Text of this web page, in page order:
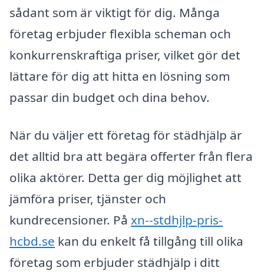
sådant som är viktigt för dig. Många
företag erbjuder flexibla scheman och
konkurrenskraftiga priser, vilket gör det
lättare för dig att hitta en lösning som
passar din budget och dina behov.
När du väljer ett företag för städhjälp är
det alltid bra att begära offerter från flera
olika aktörer. Detta ger dig möjlighet att
jämföra priser, tjänster och
kundrecensioner. På xn--stdhjlp-pris-
hcbd.se kan du enkelt få tillgång till olika
företag som erbjuder städhjälp i ditt